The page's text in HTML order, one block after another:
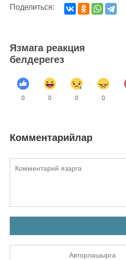
Поделиться:
Язмага реакция
белдерегез
0 0 0 0
Комментарийлар
Авторлашырга